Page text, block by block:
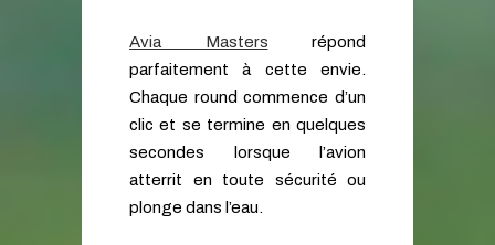
Avia Masters répond
parfaitement à cette envie.
Chaque round commence d’un
clic et se termine en quelques
secondes lorsque l’avion
atterrit en toute sécurité ou
plonge dans l’eau.